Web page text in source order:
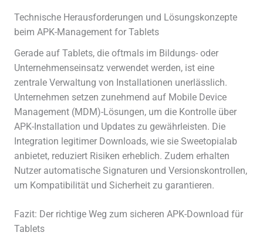
Technische Herausforderungen und Lösungskonzepte
beim APK-Management for Tablets
Gerade auf Tablets, die oftmals im Bildungs- oder
Unternehmenseinsatz verwendet werden, ist eine
zentrale Verwaltung von Installationen unerlässlich.
Unternehmen setzen zunehmend auf Mobile Device
Management (MDM)-Lösungen, um die Kontrolle über
APK-Installation und Updates zu gewährleisten. Die
Integration legitimer Downloads, wie sie Sweetopialab
anbietet, reduziert Risiken erheblich. Zudem erhalten
Nutzer automatische Signaturen und Versionskontrollen,
um Kompatibilität und Sicherheit zu garantieren.
Fazit: Der richtige Weg zum sicheren APK-Download für
Tablets